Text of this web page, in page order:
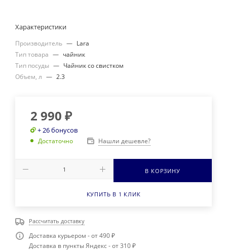
Характеристики
Производитель — Lara
Тип товара — чайник
Тип посуды — Чайник со свистком
Объем, л — 2.3
2 990 ₽
+ 26 бонусов
Достаточно Нашли дешевле?
В КОРЗИНУ
КУПИТЬ В 1 КЛИК
Рассчитать доставку
Доставка курьером - от 490 ₽
Доставка в пункты Яндекс - от 310 ₽